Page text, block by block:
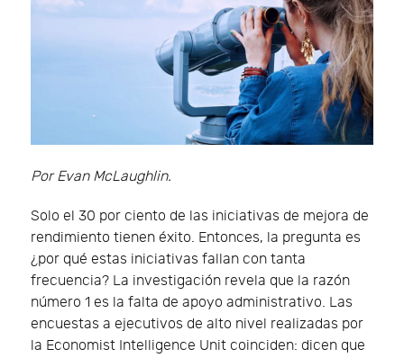
Por Evan McLaughlin.
Solo el 30 por ciento de las iniciativas de mejora de
rendimiento tienen éxito. Entonces, la pregunta es
¿por qué estas iniciativas fallan con tanta
frecuencia? La investigación revela que la razón
número 1 es la falta de apoyo administrativo. Las
encuestas a ejecutivos de alto nivel realizadas por
la Economist Intelligence Unit coinciden: dicen que